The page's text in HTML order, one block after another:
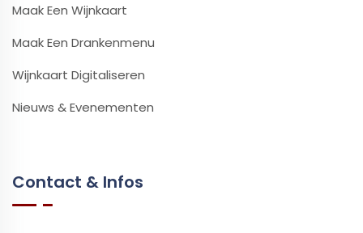
Maak Een Wijnkaart
Maak Een Drankenmenu
Wijnkaart Digitaliseren
Nieuws & Evenementen
Contact & Infos